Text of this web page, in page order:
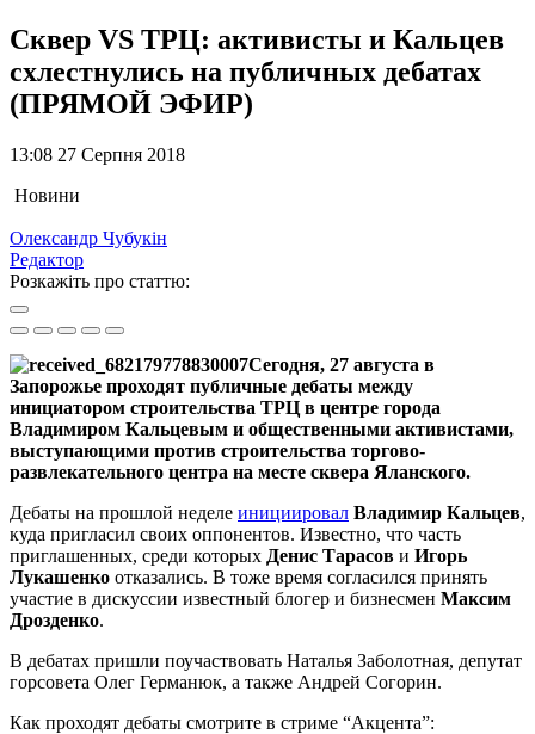
Сквер VS ТРЦ: активисты и Кальцев
схлестнулись на публичных дебатах
(ПРЯМОЙ ЭФИР)
13:08 27 Серпня 2018
Новини
Олександр Чубукін
Редактор
Розкажіть про статтю:
Сегодня, 27 августа в
Запорожье проходят публичные дебаты между
инициатором строительства ТРЦ в центре города
Владимиром Кальцевым и общественными активистами,
выступающими против строительства торгово-
развлекательного центра на месте сквера Яланского.
Дебаты на прошлой неделе инициировал Владимир Кальцев,
куда пригласил своих оппонентов. Известно, что часть
приглашенных, среди которых Денис Тарасов и Игорь
Лукашенко отказались. В тоже время согласился принять
участие в дискуссии известный блогер и бизнесмен Максим
Дрозденко.
В дебатах пришли поучаствовать Наталья Заболотная, депутат
горсовета Олег Германюк, а также Андрей Согорин.
Как проходят дебаты смотрите в стриме “Акцента”: